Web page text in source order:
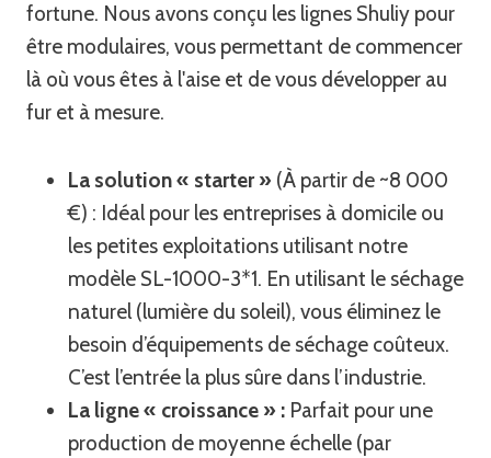
fortune. Nous avons conçu les lignes Shuliy pour
être modulaires, vous permettant de commencer
là où vous êtes à l'aise et de vous développer au
fur et à mesure.
La solution « starter » (À partir de ~8 000
€) : Idéal pour les entreprises à domicile ou
les petites exploitations utilisant notre
modèle SL-1000-3*1. En utilisant le séchage
naturel (lumière du soleil), vous éliminez le
besoin d’équipements de séchage coûteux.
C’est l’entrée la plus sûre dans l’industrie.
La ligne « croissance » : Parfait pour une
production de moyenne échelle (par